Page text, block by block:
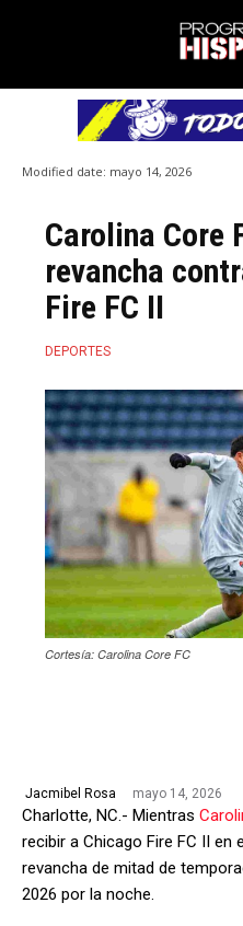
Modified date: mayo 14, 2026
Carolina Core
revancha
Fire FC II
DEPORTES
Cortesía: Carolina Core FC
Jacmibel Rosa mayo 14, 2026
Charlotte, NC.- Mientras
recibir a Chicago Fire FC II en
revancha de mitad de
2026 por la noche.